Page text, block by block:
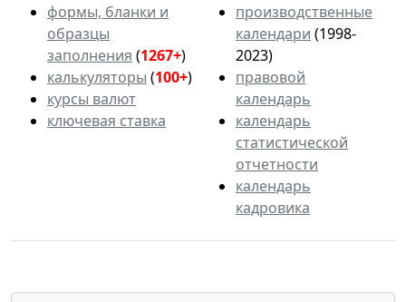
формы, бланки и
образцы
заполнения (1267+)
калькуляторы (100+)
курсы валют
ключевая ставка
производственные
календари (1998-
2023)
правовой
календарь
календарь
статистической
отчетности
календарь
кадровика